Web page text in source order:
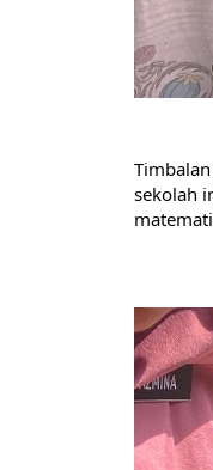
sekolah